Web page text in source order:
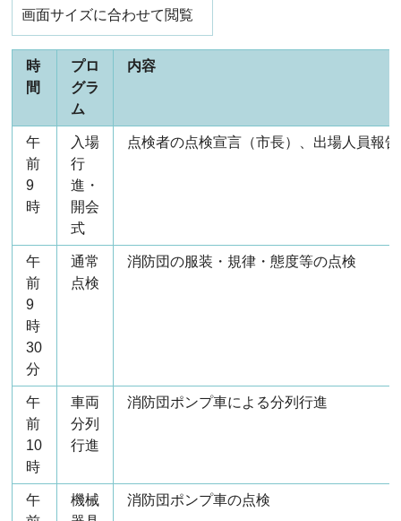
画面サイズに合わせて閲覧
時
間
プロ
グラ
ム
内容
午
前
9
時
入場
行
進・
開会
式
点検者の点検宣言（市長）、出場人員報
午
前
9
時
30
分
通常
点検
消防団の服装・規律・態度等の点検
午
前
10
時
車両
分列
行進
消防団ポンプ車による分列行進
午
機械
消防団ポンプ車の点検